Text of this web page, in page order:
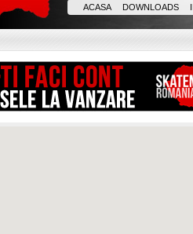
ACASA DOWNLOADS